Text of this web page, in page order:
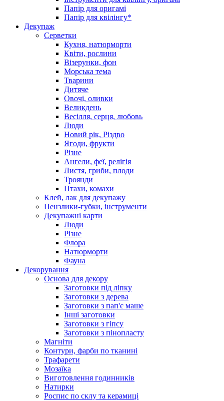
Папір для оригамі
Папір для квілінгу*
Декупаж
Серветки
Кухня, натюрморти
Квіти, рослини
Візерунки, фон
Морська тема
Тварини
Дитяче
Овочі, оливки
Великдень
Весілля, серця, любовь
Люди
Новий рік, Різдво
Ягоди, фрукти
Різне
Ангели, феї, релігія
Листя, гриби, плоди
Троянди
Птахи, комахи
Клей, лак для декупажу
Пензлики-губки, інструменти
Декупажні карти
Люди
Різне
Флора
Натюрморти
Фауна
Декорування
Основа для декору
Заготовки під ліпку
Заготовки з дерева
Заготовки з пап'є маше
Інші заготовки
Заготовки з гіпсу
Заготовки з пінопласту
Магніти
Контури, фарби по тканині
Трафарети
Мозаїка
Виготовлення годинників
Натирки
Роспис по склу та керамиці